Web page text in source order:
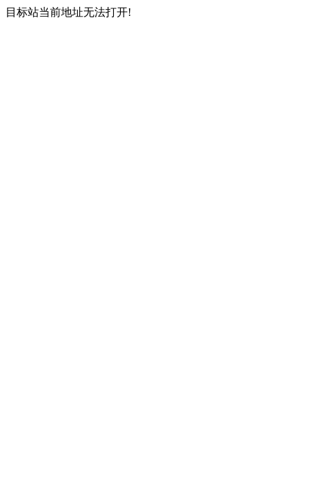
目标站当前地址无法打开!